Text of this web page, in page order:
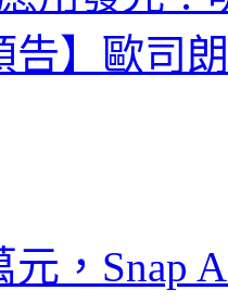
告】歐司
元，Snap